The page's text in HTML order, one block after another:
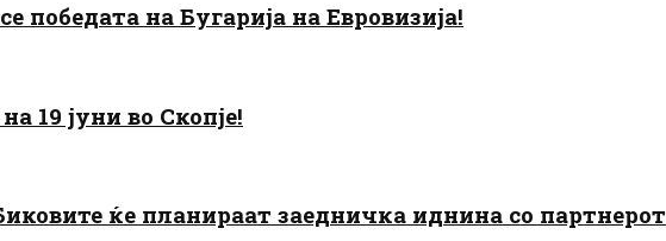
победата на Бугарија на Евровизија!
19 јуни во Скопје!
ќе планираат заедничка иднина со партнерот